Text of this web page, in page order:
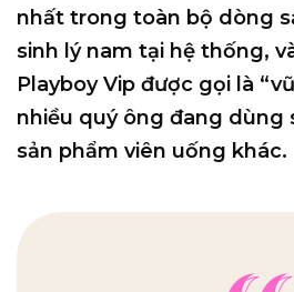
nhất trong toàn bộ dòng
sinh lý nam tại hệ thống,
Playboy Vip được gọi là
nhiều quý ông đang dùng
sản phẩm viên uống khác.